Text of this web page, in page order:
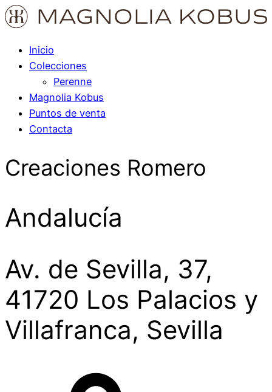
Inicio
Colecciones
Perenne
Magnolia Kobus
Puntos de venta
Contacta
Creaciones Romero
Andalucía
Av. de Sevilla, 37,
41720 Los Palacios y
Villafranca, Sevilla